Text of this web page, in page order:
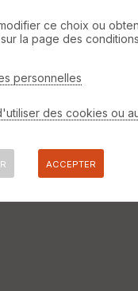
ce choix ou
la page des
personnelles
des cookies ou
ACCEPTER